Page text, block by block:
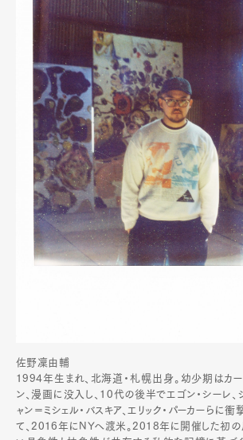
佐野凜由輔
1994年生まれ、北海道・札幌出身。幼少期はカー
ン、漫画に没入し、10代の後半でエゴン・シーレ、ジ
ャン＝ミシェル・バスキア、エリック・パーカーらに
て、2016年にNYへ渡米。2018年に開催した初の